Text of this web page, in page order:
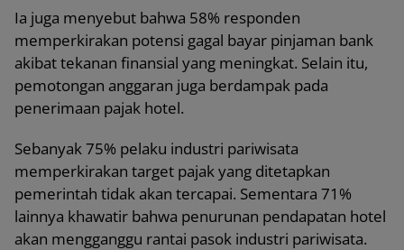
Ia juga menyebut bahwa 58% responden
memperkirakan potensi gagal bayar pinjaman bank
akibat tekanan finansial yang meningkat. Selain itu,
pemotongan anggaran juga berdampak pada
penerimaan pajak hotel.
Sebanyak 75% pelaku industri pariwisata
memperkirakan target pajak yang ditetapkan
pemerintah tidak akan tercapai. Sementara 71%
lainnya khawatir bahwa penurunan pendapatan hotel
akan mengganggu rantai pasok industri pariwisata.